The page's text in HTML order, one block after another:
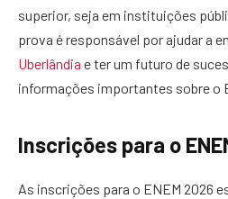
superior, seja em instituições
prova é responsável por ajudar a
Uberlândia e ter um futuro de
informações importantes sobre o
Inscrições para o
As inscrições para o ENEM 2026